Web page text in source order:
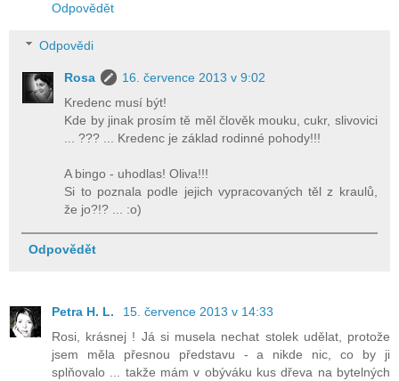
Odpovědět
Odpovědi
Rosa
16. července 2013 v 9:02
Kredenc musí být!
Kde by jinak prosím tě měl člověk mouku, cukr, slivovici
... ??? ... Kredenc je základ rodinné pohody!!!
A bingo - uhodlas! Oliva!!!
Si to poznala podle jejich vypracovaných těl z kraulů,
že jo?!? ... :o)
Odpovědět
Petra H. L.
15. července 2013 v 14:33
Rosi, krásnej ! Já si musela nechat stolek udělat, protože
jsem měla přesnou představu - a nikde nic, co by ji
splňovalo ... takže mám v obýváku kus dřeva na bytelných